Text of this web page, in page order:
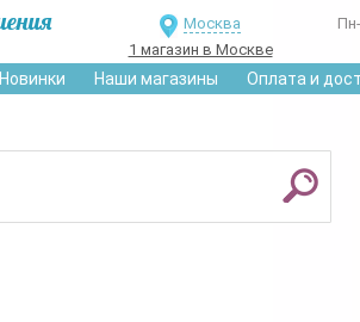
Москва
1 магазин в Москве
Новинки Наши магазины Оплата и